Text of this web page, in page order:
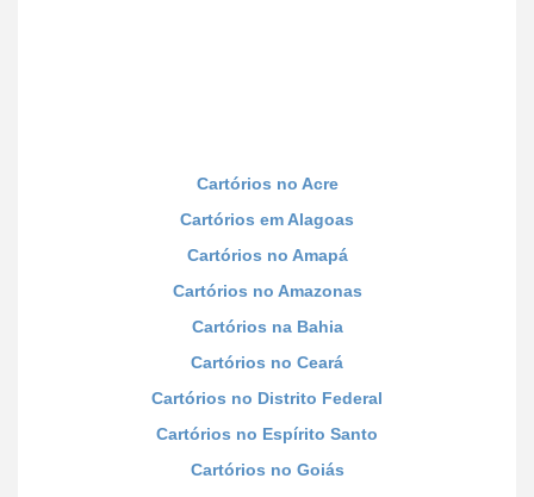
Cartórios no Acre
Cartórios em Alagoas
Cartórios no Amapá
Cartórios no Amazonas
Cartórios na Bahia
Cartórios no Ceará
Cartórios no Distrito Federal
Cartórios no Espírito Santo
Cartórios no Goiás